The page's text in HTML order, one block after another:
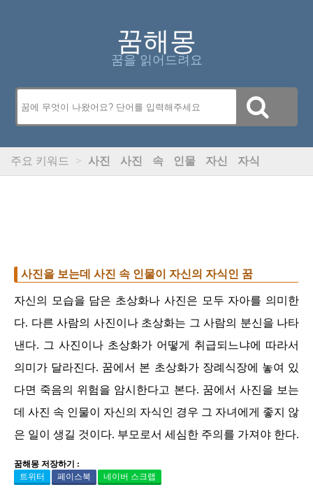
꿈해몽
꿈을 읽어드려요
주요 키워드 > 사진 사진 속 인물 자신 자식
사진을 보는데 사진 속 인물이 자신의 자식인 꿈
자신의 모습을 담은 초상화나 사진은 모두 자아를 의미한
다. 다른 사람의 사진이나 초상화는 그 사람의 분신을 나타
낸다. 그 사진이나 초상화가 어떻게 취급되느냐에 따라서
의미가 달라진다. 꿈에서 본 초상화가 장례식장에 놓여 있
다면 죽음의 위험을 암시한다고 본다. 꿈에서 사진을 보는
데 사진 속 인물이 자신의 자식인 경우 그 자녀에게 좋지 않
은 일이 생길 것이다. 부모로서 세심한 주의를 가져야 한다.
꿈해몽 저장하기 :
트위터
페이스북 네이버 스크랩